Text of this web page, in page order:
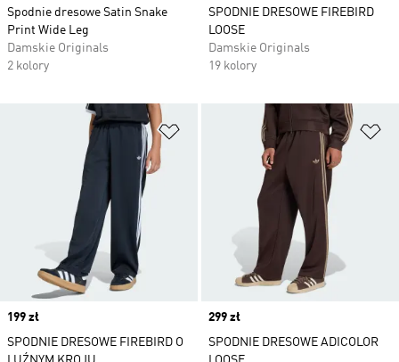
Spodnie dresowe Satin Snake
Print Wide Leg
Damskie Originals
2 kolory
SPODNIE DRESOWE FIREBIRD
LOOSE
Damskie Originals
19 kolory
Dodaj do listy życzeń
Price
199 zł
SPODNIE DRESOWE FIREBIRD O
Price
299 zł
SPODNIE DRESOWE ADICOLOR